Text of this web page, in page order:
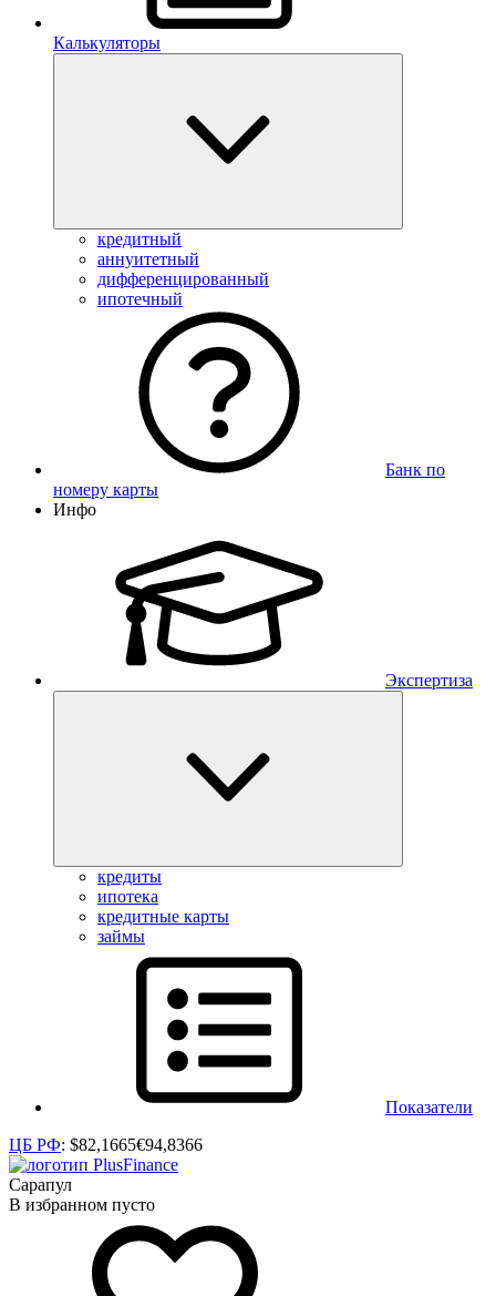
Калькуляторы
кредитный
аннуитетный
дифференцированный
ипотечный
Банк по
номеру карты
Инфо
Экспертиза
кредиты
ипотека
кредитные карты
займы
Показатели
ЦБ РФ: $82,1665€94,8366
Сарапул
В избранном пусто